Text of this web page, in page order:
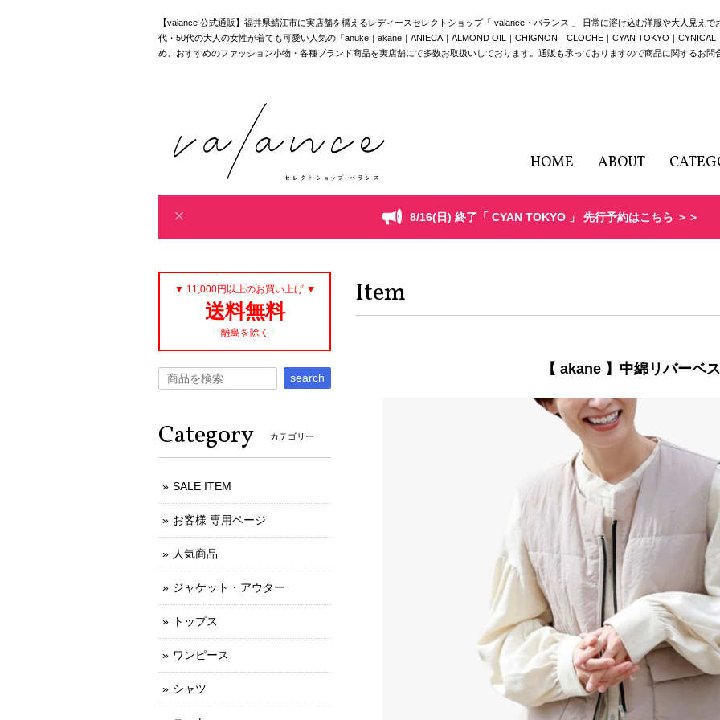
【valance 公式通販】福井県鯖江市に実店舗を構えるレディースセレクトショップ「 valance・バランス 」 日常に溶け込む洋服や大人見え
代・50代の大人の女性が着ても可愛い人気の「anuke｜akane｜ANIECA｜ALMOND OIL｜CHIGNON｜CLOCHE｜CYAN TOKYO｜
め、おすすめのファッション小物・各種ブランド商品を実店舗にて多数お取扱いしております。通販も承っておりますので商品に関するお問
HOME ABOUT
8/16(日) 終了「 CYAN TOKYO 」 先行予約はこちら ＞＞
Item
【 akane 】中綿リバーベ
▼ 11,000円以上のお買い上げ ▼
送料無料
- 離島を除く -
search
Category カテゴリー
SALE ITEM
お客様 専用ページ
人気商品
ジャケット・アウター
トップス
ワンピース
シャツ